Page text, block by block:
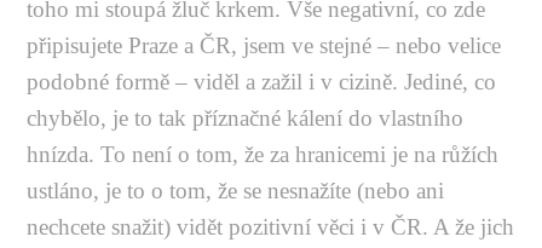
toho mi stoupá žluč krkem. Vše negativní, co zde
připisujete Praze a ČR, jsem ve stejné – nebo velice
podobné formě – viděl a zažil i v cizině. Jediné, co
chybělo, je to tak příznačné kálení do vlastního
hnízda. To není o tom, že za hranicemi je na růžích
ustláno, je to o tom, že se nesnažíte (nebo ani
nechcete snažit) vidět pozitivní věci i v ČR. A že jich